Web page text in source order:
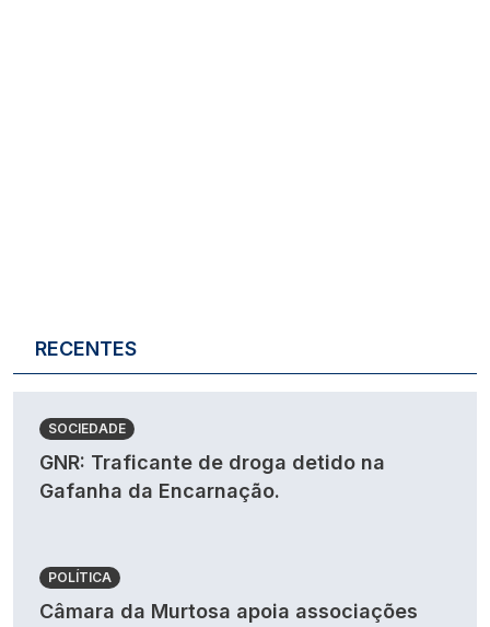
RECENTES
SOCIEDADE
GNR: Traficante de droga detido na
Gafanha da Encarnação.
POLÍTICA
Câmara da Murtosa apoia associações